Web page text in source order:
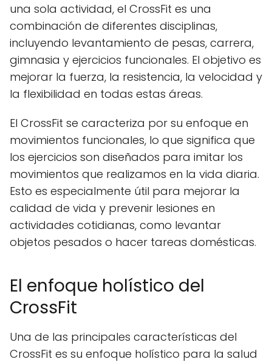
una sola actividad, el CrossFit es una
combinación de diferentes disciplinas,
incluyendo levantamiento de pesas, carrera,
gimnasia y ejercicios funcionales. El objetivo es
mejorar la fuerza, la resistencia, la velocidad y
la flexibilidad en todas estas áreas.
El CrossFit se caracteriza por su enfoque en
movimientos funcionales, lo que significa que
los ejercicios son diseñados para imitar los
movimientos que realizamos en la vida diaria.
Esto es especialmente útil para mejorar la
calidad de vida y prevenir lesiones en
actividades cotidianas, como levantar
objetos pesados o hacer tareas domésticas.
El enfoque holístico del
CrossFit
Una de las principales características del
CrossFit es su enfoque holístico para la salud